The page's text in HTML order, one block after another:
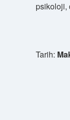
psikoloji,
Tarih: